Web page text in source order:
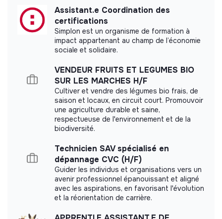
Labels and certifications
Labeled LUCIE 26 000
Referenced by Shift Your Job.
Internal practices and policies
Travel Assistance
Work Flexibility
Professional Training and Development
Assistant.e Coordination des
certifications
Simplon est un organisme de formation à
impact appartenant au champ de l’économie
sociale et solidaire.
VENDEUR FRUITS ET LEGUMES BIO
SUR LES MARCHES H/F
Cultiver et vendre des légumes bio frais, de
saison et locaux, en circuit court. Promouvoir
une agriculture durable et saine,
respectueuse de l'environnement et de la
biodiversité.
Technicien SAV spécialisé en
dépannage CVC (H/F)
Guider les individus et organisations vers un
avenir professionnel épanouissant et aligné
avec les aspirations, en favorisant l'évolution
et la réorientation de carrière.